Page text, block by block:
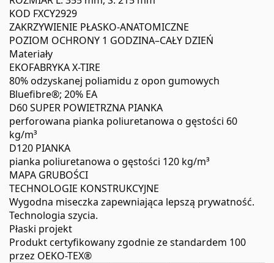
KOD FXCY2929
ZAKRZYWIENIE PŁASKO-ANATOMICZNE
POZIOM OCHRONY 1 GODZINA–CAŁY DZIEŃ
Materiały
EKOFABRYKA X-TIRE
80% odzyskanej poliamidu z opon gumowych
Bluefibre®; 20% EA
D60 SUPER POWIETRZNA PIANKA
perforowana pianka poliuretanowa o gęstości 60
kg/m³
D120 PIANKA
pianka poliuretanowa o gęstości 120 kg/m³
MAPA GRUBOŚCI
TECHNOLOGIE KONSTRUKCYJNE
Wygodna miseczka zapewniająca lepszą prywatność.
Technologia szycia.
Płaski projekt
Produkt certyfikowany zgodnie ze standardem 100
przez OEKO-TEX®